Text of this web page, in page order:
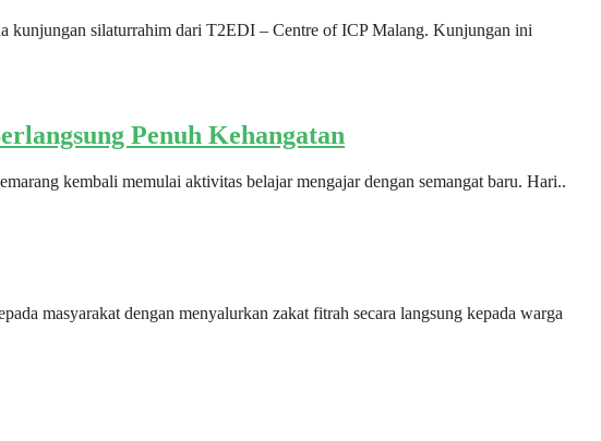
kunjungan silaturrahim dari T2EDI – Centre of ICP Malang. Kunjungan ini
Penuh Kehangatan
kembali memulai aktivitas belajar mengajar dengan semangat baru. Hari..
masyarakat dengan menyalurkan zakat fitrah secara langsung kepada warga